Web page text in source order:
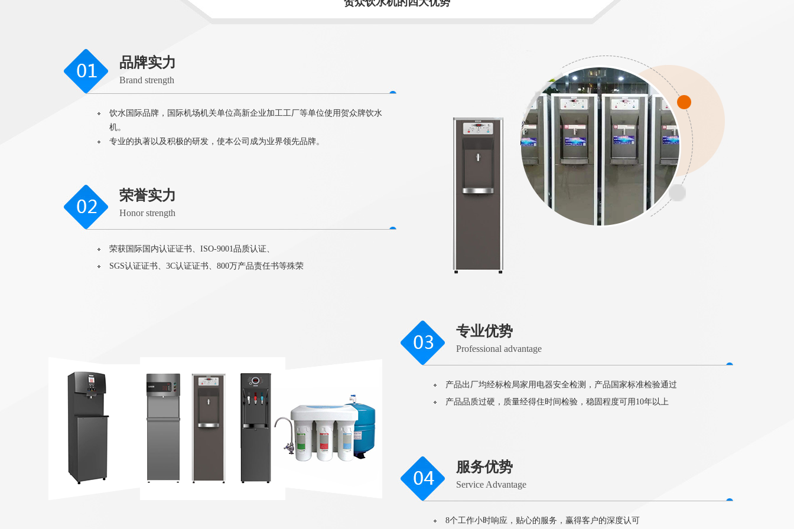
品牌实力
Brand strength
饮水国际品牌，国际机场机关单位高新企业加工工厂等单位使用贺众牌饮水
机。
专业的执著以及积极的研发，使本公司成为业界领先品牌。
荣誉实力
Honor strength
荣获国际国内认证证书、ISO-9001品质认证、
SGS认证证书、3C认证证书、800万产品责任书等殊荣
专业优势
Professional advantage
产品出厂均经标检局家用电器安全检测，产品国家标准检验通过
产品品质过硬，质量经得住时间检验，稳固程度可用10年以上
服务优势
Service Advantage
8个工作小时响应，贴心的服务，赢得客户的深度认可